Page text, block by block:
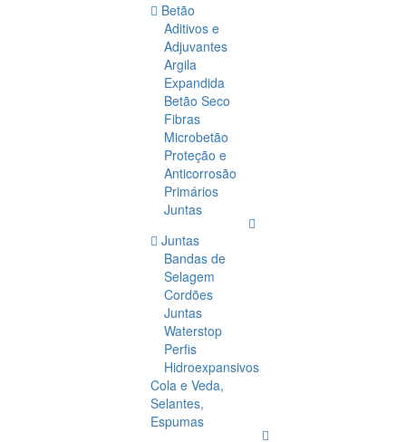
Betão
Aditivos e
Adjuvantes
Argila
Expandida
Betão Seco
Fibras
Microbetão
Proteção e
Anticorrosão
Primários
Juntas
Juntas
Bandas de
Selagem
Cordões
Juntas
Waterstop
Perfis
Hidroexpansivos
Cola e Veda,
Selantes,
Espumas